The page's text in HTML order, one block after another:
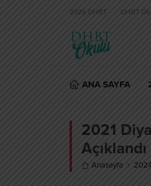
2026 DHBT DHBT
ANA SAYFA
2021
Açıklandı
Anasayfa